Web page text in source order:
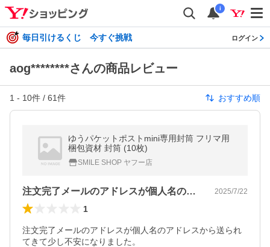
i
毎日引けるくじ 今すぐ挑戦 ログイン
aog********さんの商品レビュー
1 - 10件 / 61件 おすすめ順
ゆうパケットポストmini専用封筒 フリマ用
梱包資材 封筒 (10枚)
SMILE SHOP ヤフー店
注文完了メールのアドレスが個人名のアド… 2025/7/22
1
注文完了メールのアドレスが個人名のアドレスから送られ
てきて少し不安になりました。